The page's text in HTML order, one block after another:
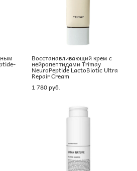
Восстанавливающий крем с
нейропептидами Trimay
NeuroPeptide LactoBiotic Ultra
Repair Cream
1 780 pуб.